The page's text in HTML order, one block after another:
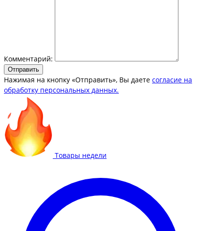
Комментарий:
Отправить
Нажимая на кнопку «Отправить», Вы даете согласие на
обработку персональных данных.
Товары недели